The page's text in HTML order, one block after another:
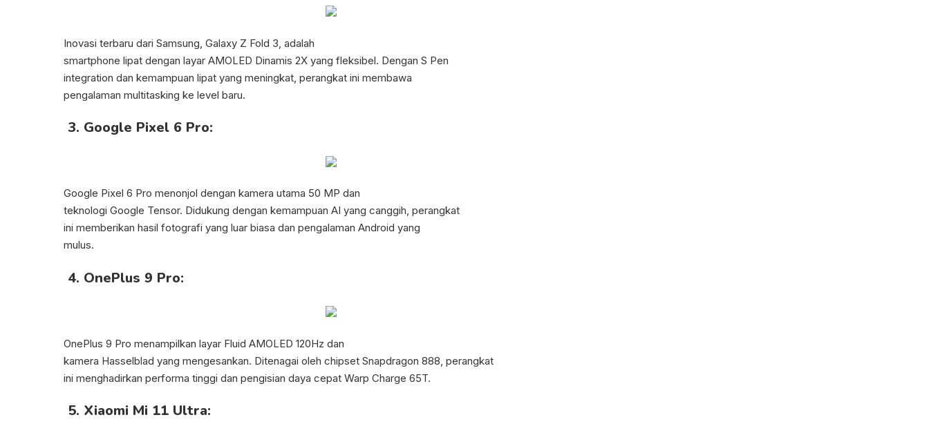
Inovasi terbaru dari Samsung, Galaxy Z Fold 3, adalah
smartphone lipat dengan layar AMOLED Dinamis 2X yang fleksibel. Dengan S Pen
integration dan kemampuan lipat yang meningkat, perangkat ini membawa
pengalaman multitasking ke level baru.
3. Google Pixel 6 Pro:
Google Pixel 6 Pro menonjol dengan kamera utama 50 MP dan
teknologi Google Tensor. Didukung dengan kemampuan AI yang canggih, perangkat
ini memberikan hasil fotografi yang luar biasa dan pengalaman Android yang
mulus.
4. OnePlus 9 Pro:
OnePlus 9 Pro menampilkan layar Fluid AMOLED 120Hz dan
kamera Hasselblad yang mengesankan. Ditenagai oleh chipset Snapdragon 888, perangkat
ini menghadirkan performa tinggi dan pengisian daya cepat Warp Charge 65T.
5. Xiaomi Mi 11 Ultra: